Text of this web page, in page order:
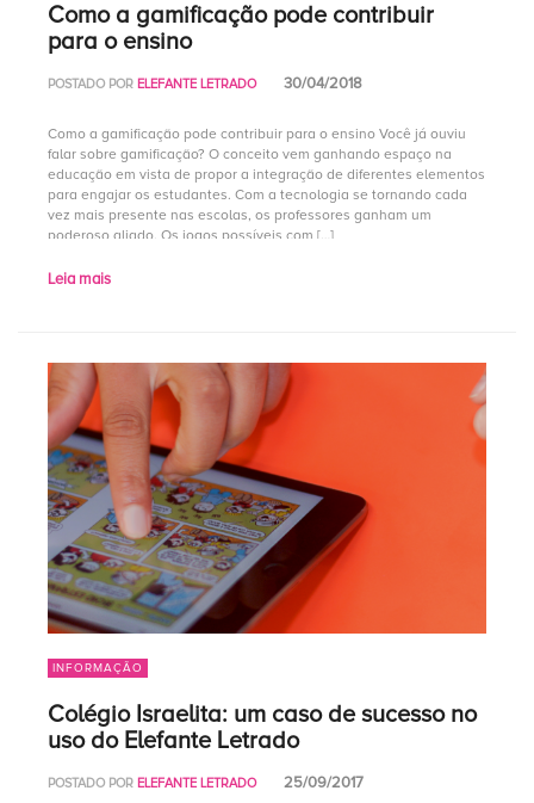
Como a gamificação pode contribuir
para o ensino
POSTADO POR ELEFANTE LETRADO 30/04/2018
Como a gamificação pode contribuir para o ensino Você já ouviu
falar sobre gamificação? O conceito vem ganhando espaço na
educação em vista de propor a integração de diferentes elementos
para engajar os estudantes. Com a tecnologia se tornando cada
vez mais presente nas escolas, os professores ganham um
poderoso aliado. Os jogos possíveis com […]
Leia mais
INFORMAÇÃO
Colégio Israelita: um caso de sucesso no
uso do Elefante Letrado
POSTADO POR ELEFANTE LETRADO 25/09/2017